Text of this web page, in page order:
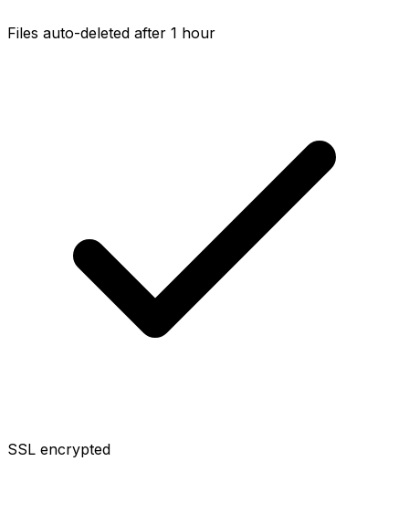
Files auto-deleted after 1 hour
SSL encrypted